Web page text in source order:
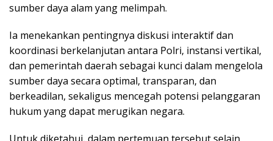
sumber daya alam yang melimpah.
Ia menekankan pentingnya diskusi interaktif dan
koordinasi berkelanjutan antara Polri, instansi vertikal,
dan pemerintah daerah sebagai kunci dalam mengelola
sumber daya secara optimal, transparan, dan
berkeadilan, sekaligus mencegah potensi pelanggaran
hukum yang dapat merugikan negara.